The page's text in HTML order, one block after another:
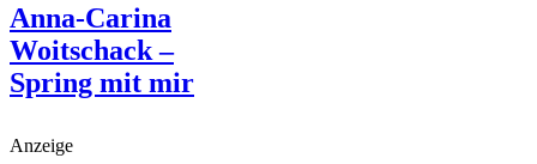
Anna-Carina
Woitschack –
Spring mit mir
Anzeige